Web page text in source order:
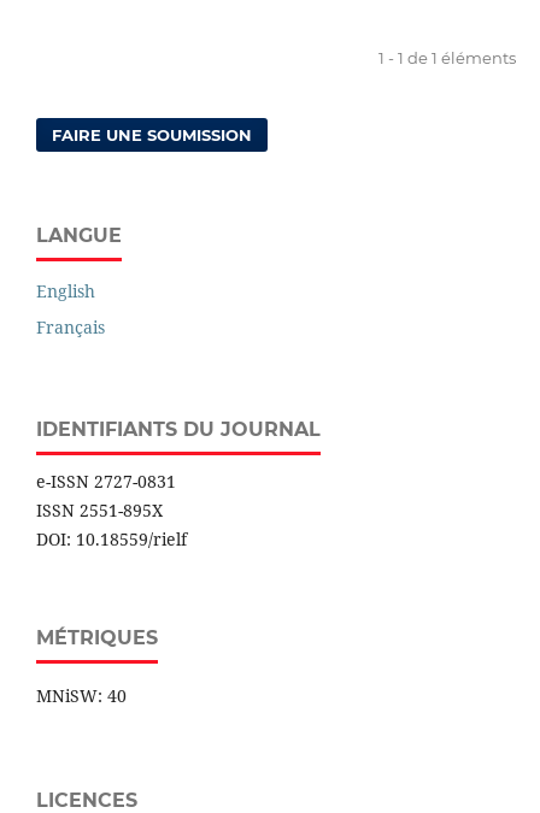
1 - 1 de 1 éléments
FAIRE UNE SOUMISSION
LANGUE
English
Français
IDENTIFIANTS DU JOURNAL
e-ISSN 2727-0831
ISSN 2551-895X
DOI: 10.18559/rielf
MÉTRIQUES
MNiSW: 40
LICENCES